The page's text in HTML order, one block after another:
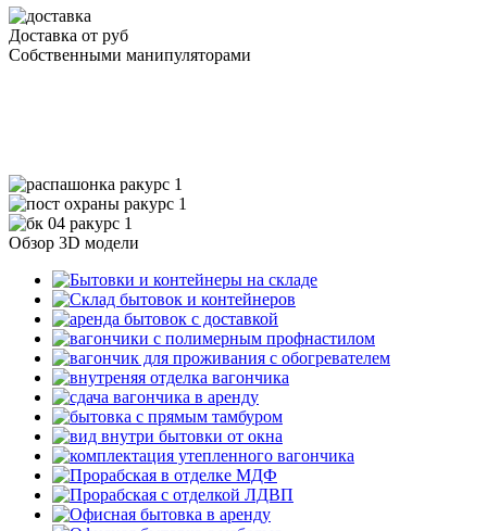
Доставка от руб
Собственными манипуляторами
Обзор 3D модели